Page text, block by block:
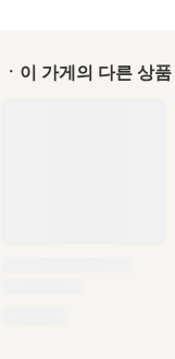
ㆍ이 가게의 다른 상품